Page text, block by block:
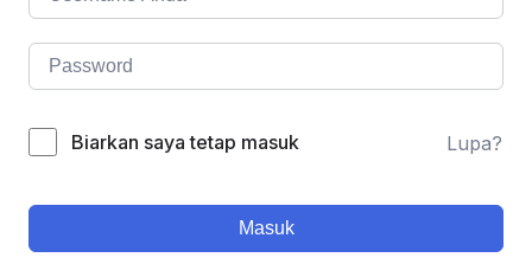
Biarkan saya tetap masuk Lupa?
Masuk